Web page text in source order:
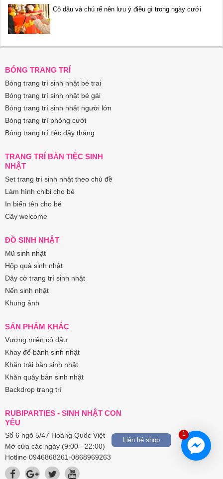
1
Liên hệ shop
Cô dâu và chú rể nên lưu ý điều gì trong ngày cưới
BÓNG TRANG TRÍ
Bóng trang trí sinh nhật bé trai
Bóng trang trí sinh nhật bé gái
Bóng trang trí sinh nhật người lớn
Bóng trang trí phòng cưới
Bóng trang trí tiệc đầy tháng
TRANG TRÍ BÀN TIỆC SINH
NHẬT
Set trang trí sinh nhật theo chủ đề
Làm hình chibi cho bé
In biển tên cho bé
Cây welcome
ĐỒ SINH NHẬT
Mũ sinh nhật
Hộp quà sinh nhật
Dây cờ trang trí sinh nhật
Nến sinh nhật
Khung ảnh
SẢN PHẨM KHÁC
Vương miện cô dâu
Khay để bánh sinh nhật
Khăn trải bàn sinh nhật
Khăn quây bàn sinh nhật
Backdrop trang trí
RUBIPARTIES - SINH NHẬT CON
YÊU
Số 6 ngõ 5/47 Hoàng Quốc Việt
Mở cửa các ngày (9:00 - 22:00)
Hotline 0946868261-0868969263